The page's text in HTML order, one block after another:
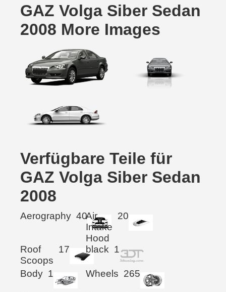
GAZ Volga Siber Sedan
2008 More Images
Verfügbare Teile für
GAZ Volga Siber Sedan
2008
Aerography 40Air
Intake
Hood
20
Roof
Scoops
17 black 1
Body 1 Wheels 265